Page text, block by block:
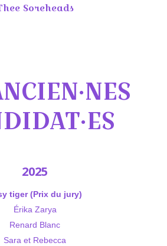
Soreheads
2025
tiger (Prix du jury)
Érika Zarya
Renard Blanc
Sara et Rebecca